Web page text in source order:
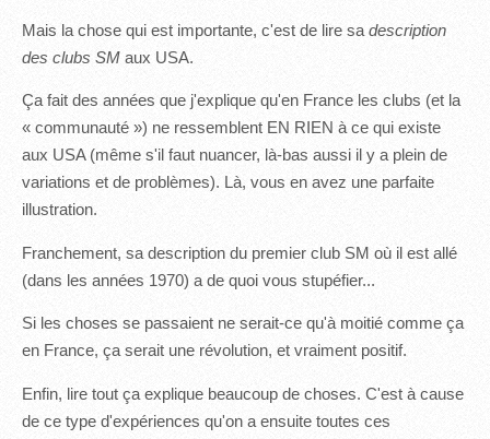
Mais la chose qui est importante, c'est de lire sa description
des clubs SM aux USA.
Ça fait des années que j'explique qu'en France les clubs (et la
« communauté ») ne ressemblent EN RIEN à ce qui existe
aux USA (même s'il faut nuancer, là-bas aussi il y a plein de
variations et de problèmes). Là, vous en avez une parfaite
illustration.
Franchement, sa description du premier club SM où il est allé
(dans les années 1970) a de quoi vous stupéfier...
Si les choses se passaient ne serait-ce qu'à moitié comme ça
en France, ça serait une révolution, et vraiment positif.
Enfin, lire tout ça explique beaucoup de choses. C'est à cause
de ce type d'expériences qu'on a ensuite toutes ces